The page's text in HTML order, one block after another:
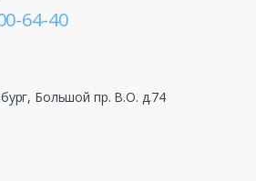
64-40
Большой пр. В.О. д.74